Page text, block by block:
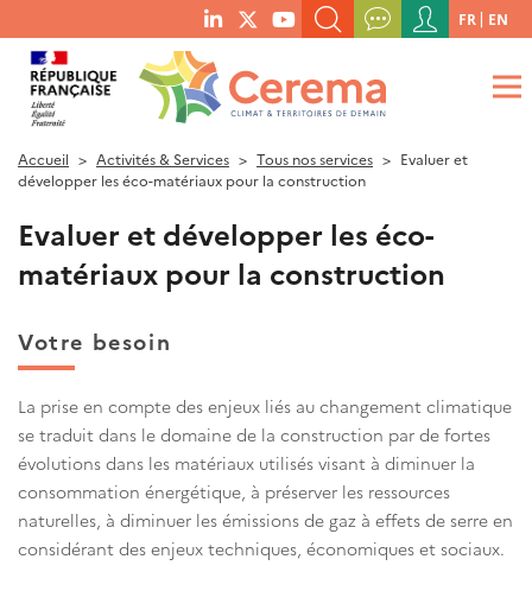
menu
social
links
RECHERCHER UN MOT-CLÉ, UNE PUBLICATION, ETC.
QUE RECHERCHEZ-VOUS ?
Menu
du
compte
de
FR EN
Accueil Activités & Services Tous nos services
Evaluer et
développer les éco-matériaux pour la construction
Evaluer et développer les éco-
matériaux pour la construction
Votre besoin
La prise en compte des enjeux liés au changement climatique
se traduit dans le domaine de la construction par de fortes
évolutions dans les matériaux utilisés visant à diminuer la
consommation énergétique, à préserver les ressources
naturelles, à diminuer les émissions de gaz à effets de serre en
considérant des enjeux techniques, économiques et sociaux.